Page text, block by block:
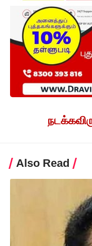
Also Read